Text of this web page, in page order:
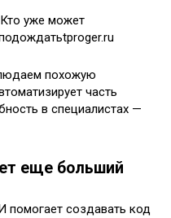
Кто уже может
похожую
часть
в специалистах —
еще больший
помогает создавать код